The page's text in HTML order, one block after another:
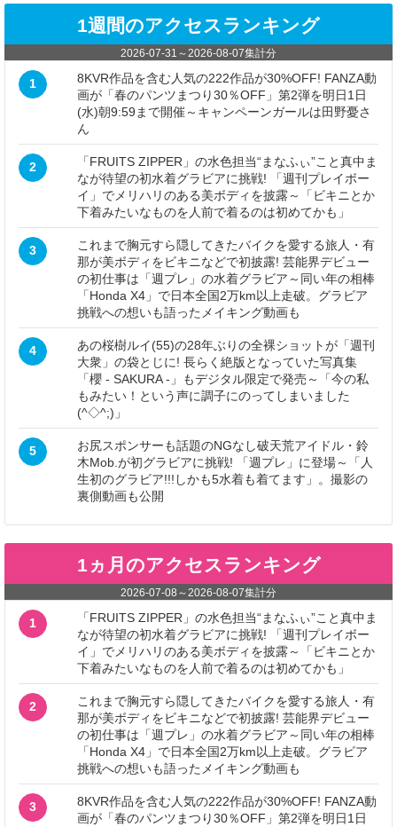
1週間のアクセスランキング
2026-07-31 ～2026-08-07集計分
1
8KVR作品を含む人気の222作品が30%OFF! FANZA動
画が「春のパンツまつり30％OFF」第2弾を明日1日
(水)朝9:59まで開催～キャンペーンガールは田野憂さ
ん
2
「FRUITS ZIPPER」の水色担当“まなふぃ”こと真中ま
なが待望の初水着グラビアに挑戦! 「週刊プレイボー
イ」でメリハリのある美ボディを披露～「ビキニとか
下着みたいなものを人前で着るのは初めてかも」
3
これまで胸元すら隠してきたバイクを愛する旅人・有
那が美ボディをビキニなどで初披露! 芸能界デビュー
の初仕事は「週プレ」の水着グラビア～同い年の相棒
「Honda X4」で日本全国2万km以上走破。グラビア
挑戦への想いも語ったメイキング動画も
4
あの桜樹ルイ(55)の28年ぶりの全裸ショットが「週刊
大衆」の袋とじに! 長らく絶版となっていた写真集
「櫻 - SAKURA -」もデジタル限定で発売～「今の私
もみたい！という声に調子にのってしまいました
(^◇^;)」
5
お尻スポンサーも話題のNGなし破天荒アイドル・鈴
木Mob.が初グラビアに挑戦! 「週プレ」に登場～「人
生初のグラビア!!!しかも5水着も着てます」。撮影の
裏側動画も公開
1ヵ月のアクセスランキング
2026-07-08 ～2026-08-07集計分
1
「FRUITS ZIPPER」の水色担当“まなふぃ”こと真中ま
なが待望の初水着グラビアに挑戦! 「週刊プレイボー
イ」でメリハリのある美ボディを披露～「ビキニとか
下着みたいなものを人前で着るのは初めてかも」
2
これまで胸元すら隠してきたバイクを愛する旅人・有
那が美ボディをビキニなどで初披露! 芸能界デビュー
の初仕事は「週プレ」の水着グラビア～同い年の相棒
「Honda X4」で日本全国2万km以上走破。グラビア
挑戦への想いも語ったメイキング動画も
3
8KVR作品を含む人気の222作品が30%OFF! FANZA動
画が「春のパンツまつり30％OFF」第2弾を明日1日